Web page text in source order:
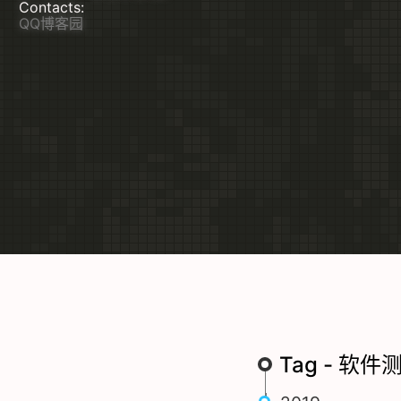
Contacts:
QQ博客园
Tag - 软件